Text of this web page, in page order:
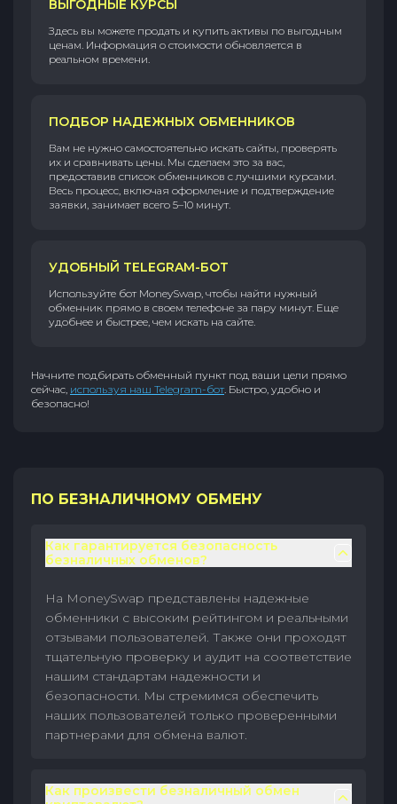
ВЫГОДНЫЕ КУРСЫ
Здесь вы можете продать и купить активы по выгодным
ценам. Информация о стоимости обновляется в
реальном времени.
ПОДБОР НАДЕЖНЫХ ОБМЕННИКОВ
Вам не нужно самостоятельно искать сайты, проверять
их и сравнивать цены. Мы сделаем это за вас,
предоставив список обменников с лучшими курсами.
Весь процесс, включая оформление и подтверждение
заявки, занимает всего 5–10 минут.
УДОБНЫЙ TELEGRAM-БОТ
Используйте бот MoneySwap, чтобы найти нужный
обменник прямо в своем телефоне за пару минут. Еще
удобнее и быстрее, чем искать на сайте.
Начните подбирать обменный пункт под ваши цели прямо
сейчас, используя наш Telegram-бот. Быстро, удобно и
безопасно!
ПО БЕЗНАЛИЧНОМУ ОБМЕНУ
Как гарантируется безопасность
безналичных обменов?
На MoneySwap представлены надежные
обменники с высоким рейтингом и реальными
отзывами пользователей. Также они проходят
тщательную проверку и аудит на соответствие
нашим стандартам надежности и
безопасности. Мы стремимся обеспечить
наших пользователей только проверенными
партнерами для обмена валют.
Как произвести безналичный обмен